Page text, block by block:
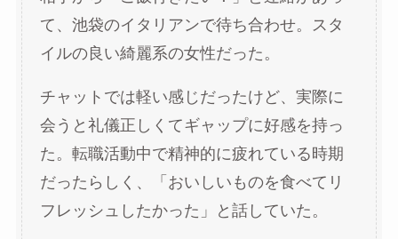
て、池袋のイタリアンで待ち合わせ。スタ
イルの良い綺麗系の女性だった。
チャットでは軽い感じだったけど、実際に
会うと礼儀正しくてギャップに好感を持っ
た。転職活動中で精神的に疲れている時期
だったらしく、「おいしいものを食べてリ
フレッシュしたかった」と話していた。